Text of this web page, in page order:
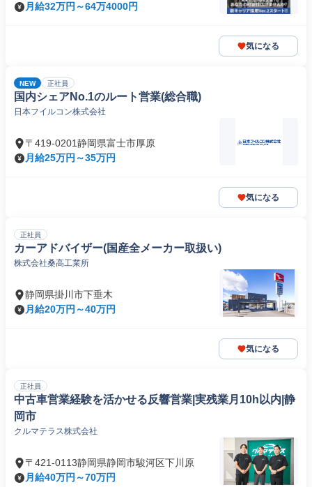
月給32万円～64万4000円
気になる
NEW 正社員
国内シェアNo.1のルート営業(総合職)
日本フイルコン株式会社
〒419-0201静岡県富士市厚原
月給25万円～35万円
気になる
正社員
カーアドバイザー(国産全メーカー取扱い)
株式会社桑高工業所
静岡県掛川市下垂木
月給20万円～40万円
気になる
正社員
中古車営業経験を活かせる反響営業|実残業月10h以内|静
岡市
クルマテラス株式会社
〒421-0113静岡県静岡市駿河区下川原
月給40万円～70万円